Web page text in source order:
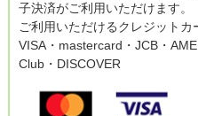
子決済がご利用いただけます。
ご利用いただけるクレジットカ
VISA・mastercard・JCB・
Club・DISCOVER